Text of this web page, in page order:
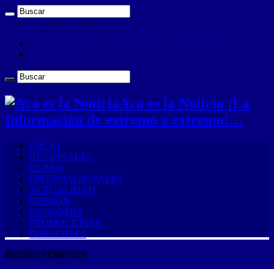
viernes , agosto 7 2026
Aca es la Noticia ¡La
Información de extremo a extremo!…
INICIO
REGIONALES
EL PAÍS
INTERNACIONALES
ACTUALIDAD
OPINIÓN
ECONOMÍA
PROMOCIONES
INMUEBLES
RECIENTEMENTE